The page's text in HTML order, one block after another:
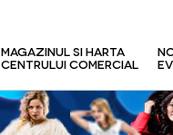
MAGAZINUL SI HARTA
CENTRULUI COMERCIAL